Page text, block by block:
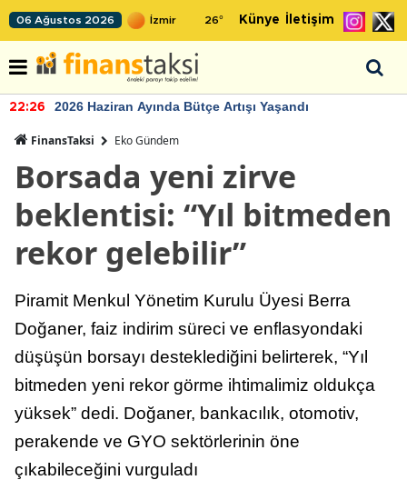
06 Ağustos 2026 26° Künye İletişim
22:26 2026 Haziran Ayında Bütçe Artışı Yaşandı
FinansTaksi Eko Gündem
Borsada yeni zirve
beklentisi: “Yıl bitmeden
rekor gelebilir”
Piramit Menkul Yönetim Kurulu Üyesi Berra
Doğaner, faiz indirim süreci ve enflasyondaki
düşüşün borsayı desteklediğini belirterek, “Yıl
bitmeden yeni rekor görme ihtimalimiz oldukça
yüksek” dedi. Doğaner, bankacılık, otomotiv,
perakende ve GYO sektörlerinin öne
çıkabileceğini vurguladı